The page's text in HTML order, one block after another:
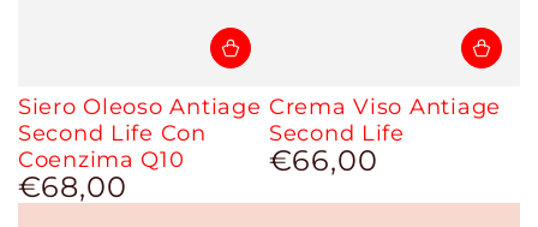
Siero Oleoso Antiage
Second Life Con
Coenzima Q10
Prezzo
regolare
€68,00
Crema Viso Antiage
Second Life
Prezzo
regolare
€66,00